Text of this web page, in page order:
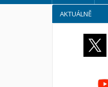
AKTUÁLNĚ